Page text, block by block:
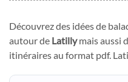
Découvrez des idées de
autour de Latillymais aussi
itinéraires au format pdf.